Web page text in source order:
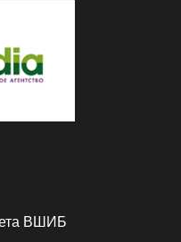
ВШИБ